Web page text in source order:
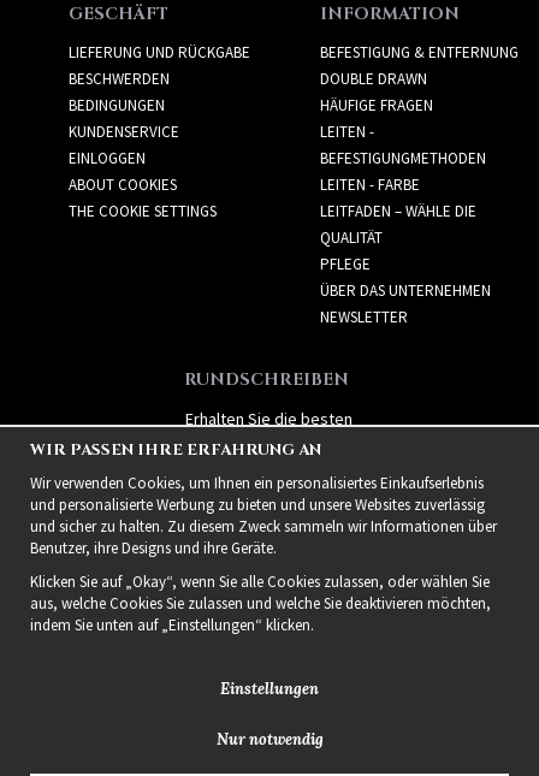
GESCHÄFT
LIEFERUNG UND RÜCKGABE
BESCHWERDEN
BEDINGUNGEN
KUNDENSERVICE
EINLOGGEN
ABOUT COOKIES
THE COOKIE SETTINGS
INFORMATION
BEFESTIGUNG & ENTFERNUNG
DOUBLE DRAWN
HÄUFIGE FRAGEN
LEITEN -
BEFESTIGUNGMETHODEN
LEITEN - FARBE
LEITFADEN – WÄHLE DIE
QUALITÄT
PFLEGE
ÜBER DAS UNTERNEHMEN
NEWSLETTER
RUNDSCHREIBEN
Erhalten Sie die besten
Angebote und spannende
neue Produkte!
2021 Delightful Hair
WIR PASSEN IHRE ERFAHRUNG AN
Wir verwenden Cookies, um Ihnen ein personalisiertes Einkaufserlebnis
und personalisierte Werbung zu bieten und unsere Websites zuverlässig
und sicher zu halten. Zu diesem Zweck sammeln wir Informationen über
Benutzer, ihre Designs und ihre Geräte.
Klicken Sie auf „Okay“, wenn Sie alle Cookies zulassen, oder wählen Sie
aus, welche Cookies Sie zulassen und welche Sie deaktivieren möchten,
indem Sie unten auf „Einstellungen“ klicken.
Einstellungen
Nur notwendig